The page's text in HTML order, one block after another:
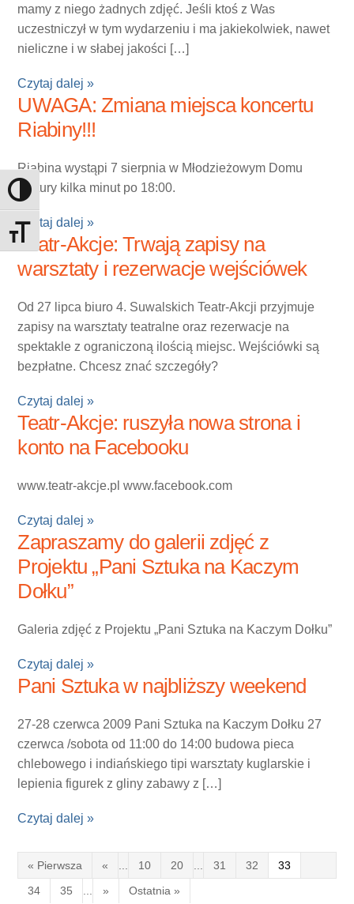
Toggle High Contrast
Toggle Font size
mamy z niego żadnych zdjęć. Jeśli ktoś z Was
uczestniczył w tym wydarzeniu i ma jakiekolwiek, nawet
nieliczne i w słabej jakości […]
Czytaj dalej »
UWAGA: Zmiana miejsca koncertu
Riabiny!!!
Riabina wystąpi 7 sierpnia w Młodzieżowym Domu
Kultury kilka minut po 18:00.
Czytaj dalej »
Teatr-Akcje: Trwają zapisy na
warsztaty i rezerwacje wejściówek
Od 27 lipca biuro 4. Suwalskich Teatr-Akcji przyjmuje
zapisy na warsztaty teatralne oraz rezerwacje na
spektakle z ograniczoną ilością miejsc. Wejściówki są
bezpłatne. Chcesz znać szczegóły?
Czytaj dalej »
Teatr-Akcje: ruszyła nowa strona i
konto na Facebooku
www.teatr-akcje.pl www.facebook.com
Czytaj dalej »
Zapraszamy do galerii zdjęć z
Projektu „Pani Sztuka na Kaczym
Dołku”
Galeria zdjęć z Projektu „Pani Sztuka na Kaczym Dołku”
Czytaj dalej »
Pani Sztuka w najbliższy weekend
27-28 czerwca 2009 Pani Sztuka na Kaczym Dołku 27
czerwca /sobota od 11:00 do 14:00 budowa pieca
chlebowego i indiańskiego tipi warsztaty kuglarskie i
lepienia figurek z gliny zabawy z […]
Czytaj dalej »
« Pierwsza « 10 20 31 32
33
34
35 » Ostatnia »